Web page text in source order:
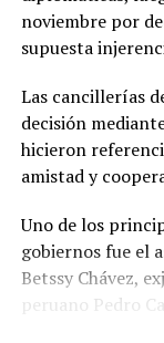
canales oficiales
prevención
fenómeno
personas con
Comparte esto:
Facebook
Me gusta esto:
noviembre por
supuesta
Las cancillerías
decisión
hicieron
amistad y
Uno de los
gobiernos fue el
Betssy Chávez,
peruano Pedro